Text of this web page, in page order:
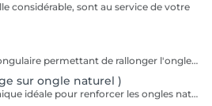
considérable, sont au service de votre
Technique de prothésie ongulaire permettant de rallonger l'ongle naturel sans utiliser de capsules. Cette technique est idéale pour des ongles courts ou rongés. Nous travaillons sur des extensions de longueurs naturelles (pas de pose L ou XL )
sur ongle naturel )
Le gainage est une technique idéale pour renforcer les ongles naturels tout en conservant un aspect élégant et naturel. Grâce à l'application d'une base renforcée ainsi qu'un gel adapté en technique sans limage votre ongle est protégé contre la casse et peut pousser plus facilement. La finition peut être nude, colorée ou french selon votre choix. Cette technique convient parfaitement aux personnes ayant des ongles normaux, fragiles, fins, mous ou cassants sans ajout de longueur.